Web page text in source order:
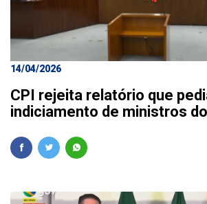
14/04/2026
CPI rejeita relatório que
indiciamento de ministros